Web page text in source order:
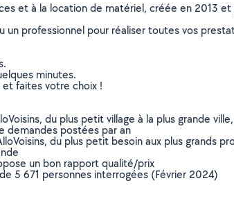
et à la location de matériel, créée en 2013
professionnel pour réaliser toutes vos
minutes.
et faites votre choix !
du plus petit village à la plus grande
demandes postées par an
du plus petit besoin aux plus grands
un bon rapport qualité/prix
5 671 personnes interrogées (Février 2024)